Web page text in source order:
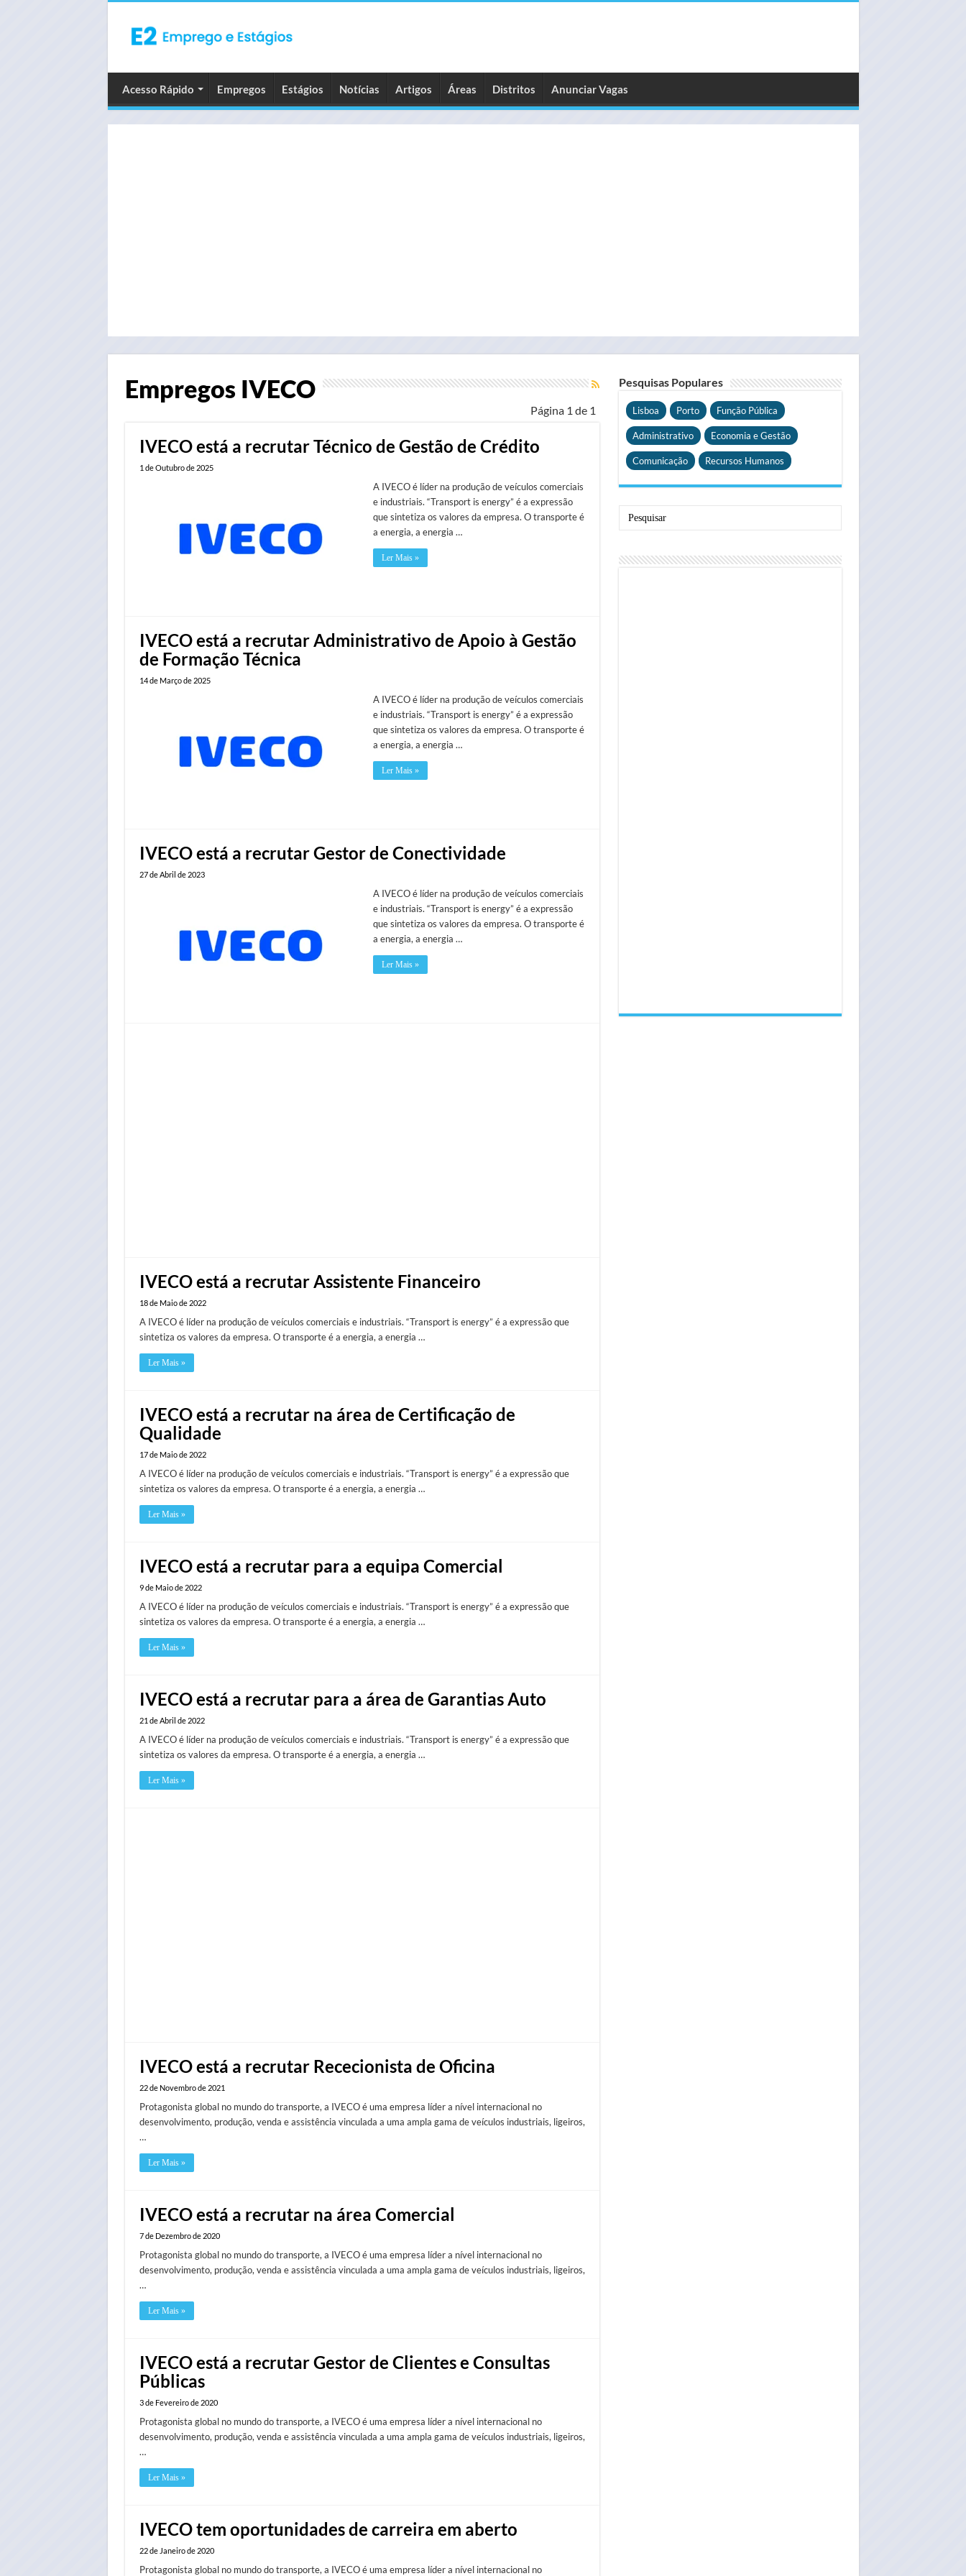
Acesso Rápido Empregos Estágios Notícias Artigos Áreas Distritos Anunciar Vagas
Empregos IVECO
Página 1 de 1
IVECO está a recrutar Técnico de Gestão de Crédito
1 de Outubro de 2025
A IVECO é líder na produção de veículos comerciais
e industriais. “Transport is energy” é a expressão
que sintetiza os valores da empresa. O transporte é
a energia, a energia …
Ler Mais »
IVECO está a recrutar Administrativo de Apoio à Gestão
de Formação Técnica
14 de Março de 2025
A IVECO é líder na produção de veículos comerciais
e industriais. “Transport is energy” é a expressão
que sintetiza os valores da empresa. O transporte é
a energia, a energia …
Ler Mais »
IVECO está a recrutar Gestor de Conectividade
27 de Abril de 2023
A IVECO é líder na produção de veículos comerciais
e industriais. “Transport is energy” é a expressão
que sintetiza os valores da empresa. O transporte é
a energia, a energia …
Ler Mais »
IVECO está a recrutar Assistente Financeiro
18 de Maio de 2022
A IVECO é líder na produção de veículos comerciais e industriais. “Transport is energy” é a expressão que
sintetiza os valores da empresa. O transporte é a energia, a energia …
Ler Mais »
IVECO está a recrutar na área de Certificação de
Qualidade
17 de Maio de 2022
A IVECO é líder na produção de veículos comerciais e industriais. “Transport is energy” é a expressão que
sintetiza os valores da empresa. O transporte é a energia, a energia …
Ler Mais »
IVECO está a recrutar para a equipa Comercial
9 de Maio de 2022
A IVECO é líder na produção de veículos comerciais e industriais. “Transport is energy” é a expressão que
sintetiza os valores da empresa. O transporte é a energia, a energia …
Ler Mais »
IVECO está a recrutar para a área de Garantias Auto
21 de Abril de 2022
A IVECO é líder na produção de veículos comerciais e industriais. “Transport is energy” é a expressão que
sintetiza os valores da empresa. O transporte é a energia, a energia …
Ler Mais »
IVECO está a recrutar Rececionista de Oficina
22 de Novembro de 2021
Protagonista global no mundo do transporte, a IVECO é uma empresa líder a nível internacional no
desenvolvimento, produção, venda e assistência vinculada a uma ampla gama de veículos industriais, ligeiros,
…
Ler Mais »
IVECO está a recrutar na área Comercial
7 de Dezembro de 2020
Protagonista global no mundo do transporte, a IVECO é uma empresa líder a nível internacional no
desenvolvimento, produção, venda e assistência vinculada a uma ampla gama de veículos industriais, ligeiros,
…
Ler Mais »
IVECO está a recrutar Gestor de Clientes e Consultas
Públicas
3 de Fevereiro de 2020
Protagonista global no mundo do transporte, a IVECO é uma empresa líder a nível internacional no
desenvolvimento, produção, venda e assistência vinculada a uma ampla gama de veículos industriais, ligeiros,
…
Ler Mais »
IVECO tem oportunidades de carreira em aberto
22 de Janeiro de 2020
Protagonista global no mundo do transporte, a IVECO é uma empresa líder a nível internacional no
Pesquisas Populares
Lisboa Porto Função Pública
Administrativo Economia e Gestão
Comunicação Recursos Humanos